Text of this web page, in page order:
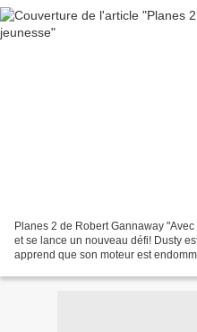
Planes 2 de Robert Gannaway
et se lance un nouveau défi! Dusty
apprend que son moteur est